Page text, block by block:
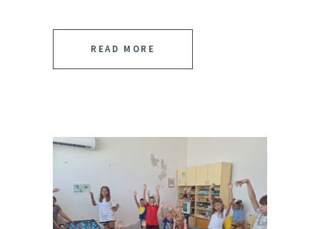
READ MORE